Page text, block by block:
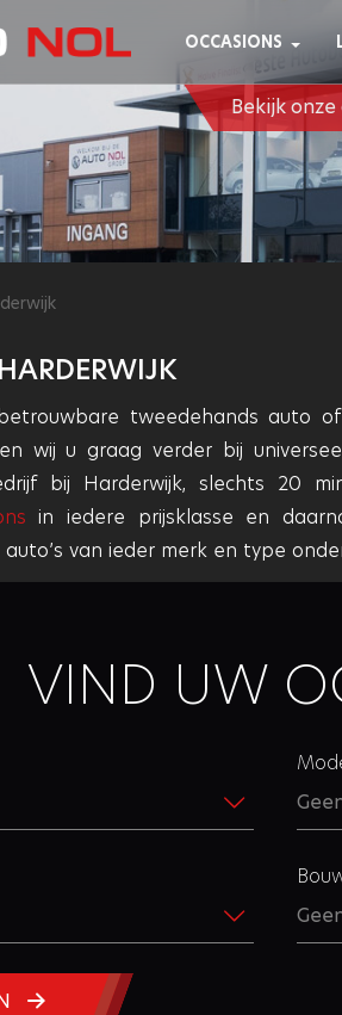
OCCASIONS
Bekijk
tweedehands auto
wij u graag verder bij
bij Harderwijk, slechts 20
in iedere prijsklasse en
van ieder merk en type
VIND UW